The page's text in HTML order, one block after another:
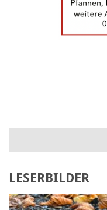
LESERBILDER
Laden Sie Ihr eigenes